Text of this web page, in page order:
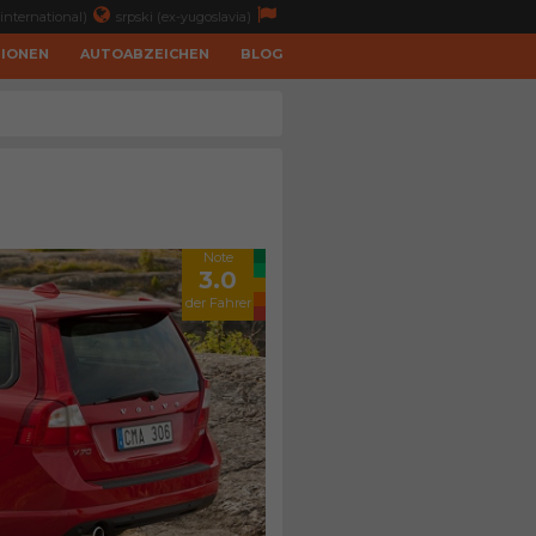
srpski (ex-yugoslavia)
AUTOABZEICHEN BLOG
Note
3.0
der Fahrer